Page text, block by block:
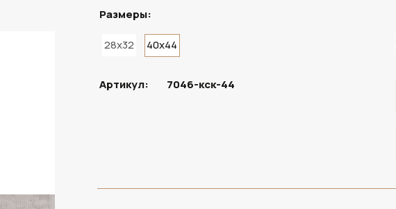
Размеры:
28x32 40x44
Артикул: 7046-кск-44